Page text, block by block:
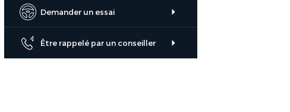
Demander un essai
Être rappelé par un conseiller